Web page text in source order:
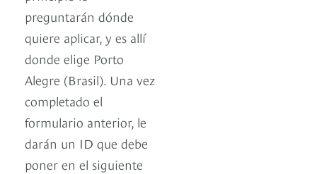
preguntarán dónde
quiere aplicar, y es allí
donde elige Porto
Alegre (Brasil). Una vez
completado el
formulario anterior, le
darán un ID que debe
poner en el siguiente